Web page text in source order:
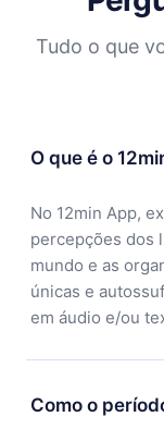
Tudo o que
O que é o
No 12min App,
percepções dos
mundo e as
únicas e
em áudio e/ou
Como o